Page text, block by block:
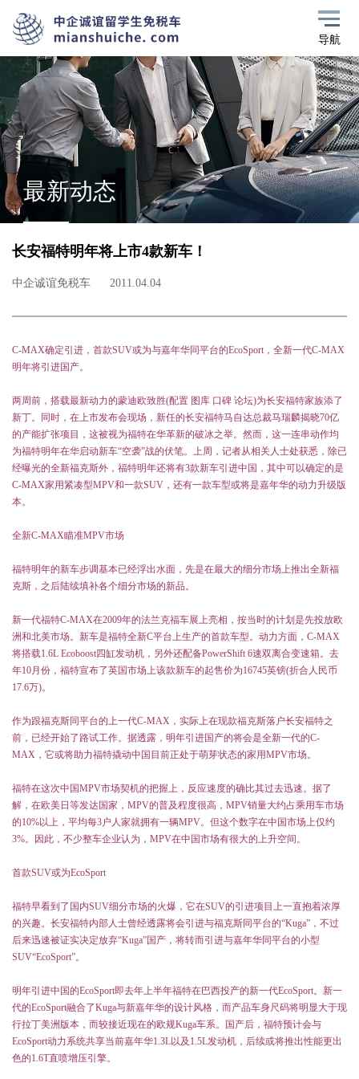
导航
最新动态
长安福特明年将上市4款新车！
中企诚谊免税车 2011.04.04
C-MAX确定引进，首款SUV或为与嘉年华同平台的EcoSport，全新一代C-MAX
明年将引进国产。
两周前，搭载最新动力的蒙迪欧致胜(配置 图库 口碑 论坛)为长安福特家族添了
新丁。同时，在上市发布会现场，新任的长安福特马自达总裁马瑞麟揭晓70亿
的产能扩张项目，这被视为福特在华革新的破冰之举。然而，这一连串动作均
为福特明年在华启动新车“空袭”战的伏笔。上周，记者从相关人士处获悉，除已
经曝光的全新福克斯外，福特明年还将有3款新车引进中国，其中可以确定的是
C-MAX家用紧凑型MPV和一款SUV，还有一款车型或将是嘉年华的动力升级版
本。
全新C-MAX瞄准MPV市场
福特明年的新车步调基本已经浮出水面，先是在最大的细分市场上推出全新福
克斯，之后陆续填补各个细分市场的新品。
新一代福特C-MAX在2009年的法兰克福车展上亮相，按当时的计划是先投放欧
洲和北美市场。新车是福特全新C平台上生产的首款车型。动力方面，C-MAX
将搭载1.6L Ecoboost四缸发动机，另外还配备PowerShift 6速双离合变速箱。去
年10月份，福特宣布了英国市场上该款新车的起售价为16745英镑(折合人民币
17.6万)。
作为跟福克斯同平台的上一代C-MAX，实际上在现款福克斯落户长安福特之
前，已经开始了路试工作。据透露，明年引进国产的将会是全新一代的C-
MAX，它或将助力福特撬动中国目前正处于萌芽状态的家用MPV市场。
福特在这次中国MPV市场契机的把握上，反应速度的确比其过去迅速。据了
解，在欧美日等发达国家，MPV的普及程度很高，MPV销量大约占乘用车市场
的10%以上，平均每3户人家就拥有一辆MPV。但这个数字在中国市场上仅约
3%。因此，不少整车企业认为，MPV在中国市场有很大的上升空间。
首款SUV或为EcoSport
福特早看到了国内SUV细分市场的火爆，它在SUV的引进项目上一直抱着浓厚
的兴趣。长安福特内部人士曾经透露将会引进与福克斯同平台的“Kuga”，不过
后来迅速被证实决定放弃“Kuga”国产，将转而引进与嘉年华同平台的小型
SUV“EcoSport”。
明年引进中国的EcoSport即去年上半年福特在巴西投产的新一代EcoSport。新一
代的EcoSport融合了Kuga与新嘉年华的设计风格，而产品车身尺码将明显大于现
行拉丁美洲版本，而较接近现在的欧规Kuga车系。国产后，福特预计会与
EcoSport动力系统共享当前嘉年华1.3L以及1.5L发动机，后续或将推出性能更出
色的1.6T直喷增压引擎。